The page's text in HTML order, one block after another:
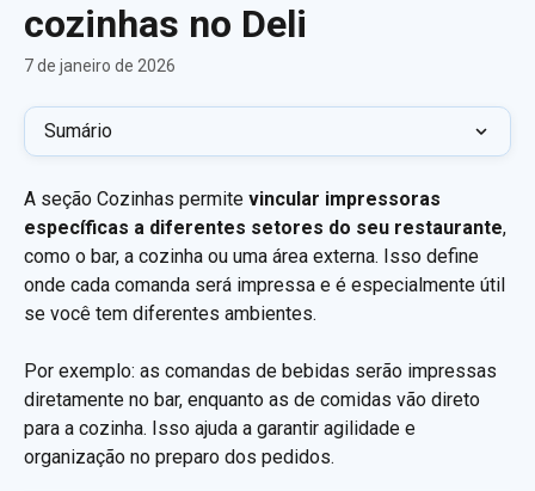
cozinhas no Deli
7 de janeiro de 2026
Sumário
A seção Cozinhas permite vincular impressoras
específicas a diferentes setores do seu restaurante,
como o bar, a cozinha ou uma área externa. Isso define
onde cada comanda será impressa e é especialmente útil
se você tem diferentes ambientes.
Por exemplo: as comandas de bebidas serão impressas
diretamente no bar, enquanto as de comidas vão direto
para a cozinha. Isso ajuda a garantir agilidade e
organização no preparo dos pedidos.